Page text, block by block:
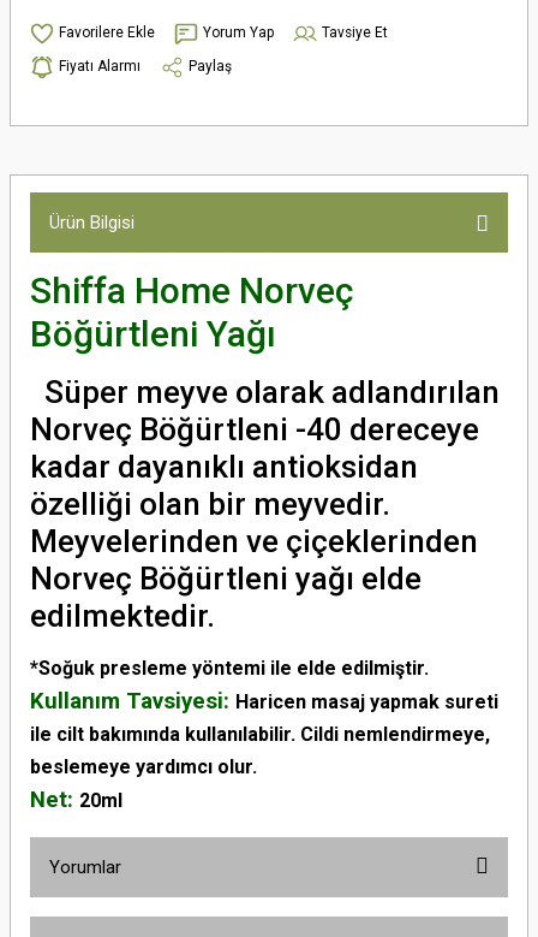
Yorum Yap
Tavsiye Et
Fiyatı Alarmı
Paylaş
Ürün Bilgisi
Shiffa Home Norveç
Böğürtleni Yağı
Süper meyve olarak adlandırılan
Norveç Böğürtleni -40 dereceye
kadar dayanıklı antioksidan
özelliği olan bir meyvedir.
Meyvelerinden ve çiçeklerinden
Norveç Böğürtleni yağı elde
edilmektedir.
*Soğuk presleme yöntemi ile elde edilmiştir.
Kullanım Tavsiyesi: Haricen masaj yapmak sureti
ile cilt bakımında kullanılabilir. Cildi nemlendirmeye,
beslemeye yardımcı olur.
Net: 20ml
Yorumlar